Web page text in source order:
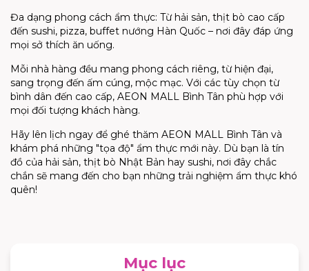
Đa dạng phong cách ẩm thực: Từ hải sản, thịt bò cao cấp
đến sushi, pizza, buffet nướng Hàn Quốc – nơi đây đáp ứng
mọi sở thích ăn uống.
Mỗi nhà hàng đều mang phong cách riêng, từ hiện đại,
sang trọng đến ấm cúng, mộc mạc. Với các tùy chọn từ
bình dân đến cao cấp, AEON MALL Bình Tân phù hợp với
mọi đối tượng khách hàng.
Hãy lên lịch ngay để ghé thăm AEON MALL Bình Tân và
khám phá những "tọa độ" ẩm thực mới này. Dù bạn là tín
đồ của hải sản, thịt bò Nhật Bản hay sushi, nơi đây chắc
chắn sẽ mang đến cho bạn những trải nghiệm ẩm thực khó
quên!
Mục lục